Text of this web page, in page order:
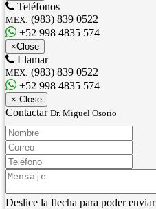
Teléfonos
MEX: (983) 839 0522
+52 998 4835 574
×Close
Llamar
MEX: (983) 839 0522
+52 998 4835 574
× Close
Contactar Dr. Miguel Osorio
Nombre:
Correo:
Teléfono:
Mensaje:
Deslice la flecha para poder enviar